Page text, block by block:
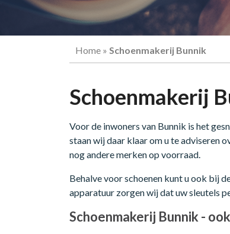
Home » Schoenmakerij Bunnik
Schoenmakerij
Voor de inwoners van Bunnik is het
staan wij daar klaar om u te adviseren
nog andere merken op voorraad.
Behalve voor schoenen kunt u ook bij
apparatuur zorgen wij dat uw sleutels
Schoenmakerij Bunnik -